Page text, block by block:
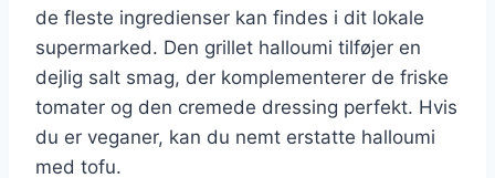
de fleste ingredienser kan findes i dit lokale
supermarked. Den grillet halloumi tilføjer en
dejlig salt smag, der komplementerer de friske
tomater og den cremede dressing perfekt. Hvis
du er veganer, kan du nemt erstatte halloumi
med tofu.